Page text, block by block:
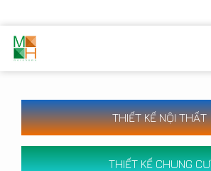
THIẾT KẾ NỘI THẤT
THIẾT KẾ CHUNG CƯ